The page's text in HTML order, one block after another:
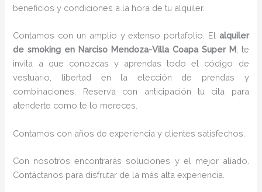
beneficios y condiciones a la hora de tu alquiler.
Contamos con un amplio y extenso portafolio. El alquiler
de smoking en Narciso Mendoza-Villa Coapa Super M, te
invita a que conozcas y aprendas todo el código de
vestuario, libertad en la elección de prendas y
combinaciones. Reserva con anticipación tu cita para
atenderte como te lo mereces.
Contamos con años de experiencia y clientes satisfechos.
Con nosotros encontrarás soluciones y el mejor aliado.
Contáctanos para disfrutar de la más alta experiencia.